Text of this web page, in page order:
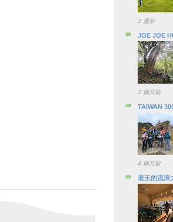
2 週前
JOE JOE
2 個月前
TAIWAN
4 個月前
老王的流浪